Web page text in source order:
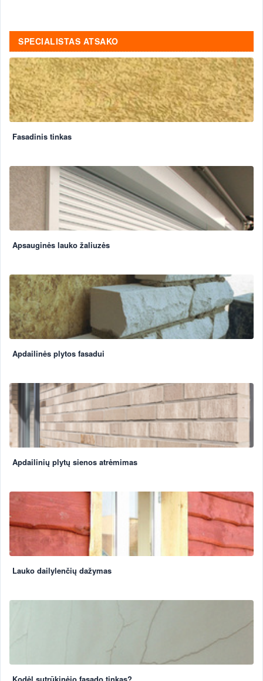
SPECIALISTAS ATSAKO
Fasadinis tinkas
Apsauginės lauko žaliuzės
Apdailinės plytos fasadui
Apdailinių plytų sienos atrėmimas
Lauko dailylenčių dažymas